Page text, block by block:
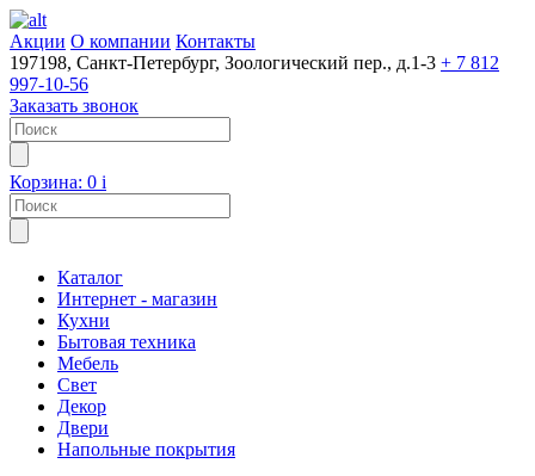
Акции О компании Контакты
197198, Санкт-Петербург, Зоологический пер., д.1-3 + 7 812
997-10-56
Заказать звонок
Корзина: 0 i
Каталог
Интернет - магазин
Кухни
Бытовая техника
Мебель
Свет
Декор
Двери
Напольные покрытия